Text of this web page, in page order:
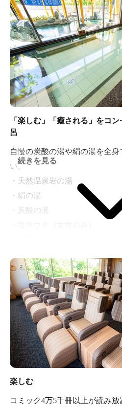
開放的で不思議な絹の湯に入っ
いるストレスやお肌の汚れをき
し、美肌美人になりましょう！
効果・効能 ・美肌効果・お肌
作用・冷えの解消・健康増進
「楽しむ」「癒される」をコ
呂
自慢の炭酸の湯や絹の湯を全
い。
・天然温泉岩の湯
・絹の湯
・炭酸の湯
・ジェットバス
・スーパージェットバス
・壺の湯
・座り湯
続きを見る
楽しむ
コミック4万5千冊以上が読み放